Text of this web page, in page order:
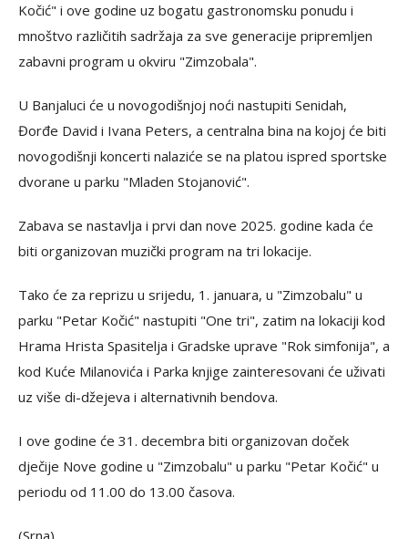
Kočić" i ove godine uz bogatu gastronomsku ponudu i
mnoštvo različitih sadržaja za sve generacije pripremljen
zabavni program u okviru "Zimzobala".
U Banjaluci će u novogodišnjoj noći nastupiti Senidah,
Đorđe David i Ivana Peters, a centralna bina na kojoj će biti
novogodišnji koncerti nalaziće se na platou ispred sportske
dvorane u parku "Mladen Stojanović".
Zabava se nastavlja i prvi dan nove 2025. godine kada će
biti organizovan muzički program na tri lokacije.
Tako će za reprizu u srijedu, 1. januara, u "Zimzobalu" u
parku "Petar Kočić" nastupiti "One tri", zatim na lokaciji kod
Hrama Hrista Spasitelja i Gradske uprave "Rok simfonija", a
kod Kuće Milanovića i Parka knjige zainteresovani će uživati
uz više di-džejeva i alternativnih bendova.
I ove godine će 31. decembra biti organizovan doček
dječije Nove godine u "Zimzobalu" u parku "Petar Kočić" u
periodu od 11.00 do 13.00 časova.
(Srna)